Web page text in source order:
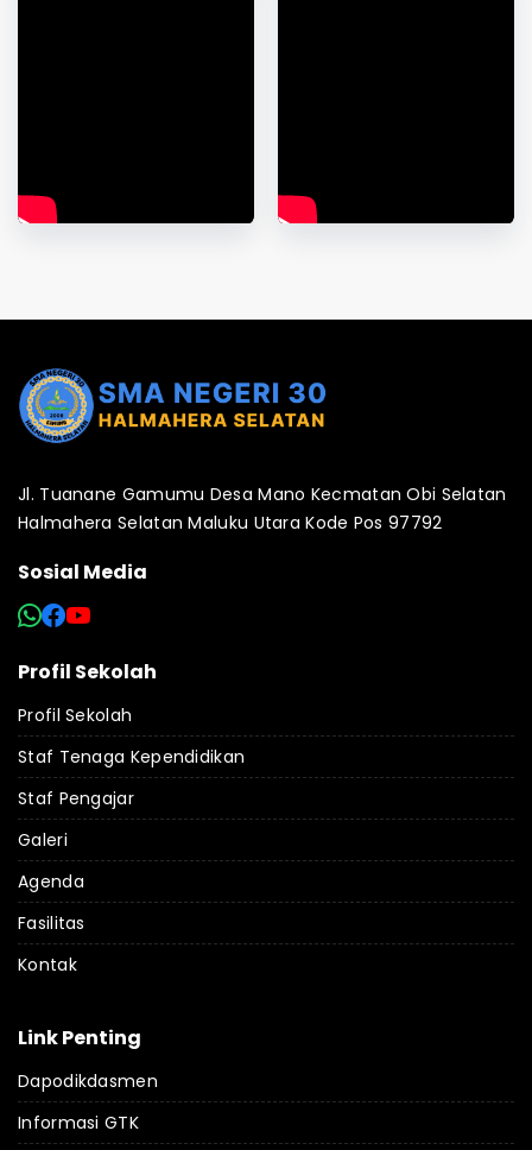
Jl. Tuanane Gamumu Desa Mano Kecmatan Obi Selatan
Halmahera Selatan Maluku Utara Kode Pos 97792
Sosial Media
Profil Sekolah
Profil Sekolah
Staf Tenaga Kependidikan
Staf Pengajar
Galeri
Agenda
Fasilitas
Kontak
Link Penting
Dapodikdasmen
Informasi GTK